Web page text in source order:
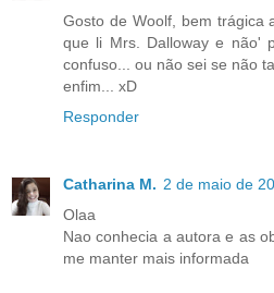
Gosto de Woolf, bem trágica
que li Mrs. Dalloway e não'
confuso... ou não sei se não
enfim... xD
Responder
Catharina M. 2 de maio de
Olaa
Nao conhecia a autora e as
me manter mais informada